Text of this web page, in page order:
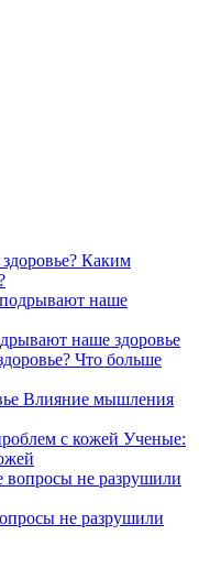
Каким
наше здоровье
Что больше
Влияние мышления
Ученые:
не разрушили